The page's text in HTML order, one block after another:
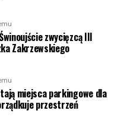
zwycięzcą III
Zakrzewskiego
miejsca parkingowe dla
przestrzeń